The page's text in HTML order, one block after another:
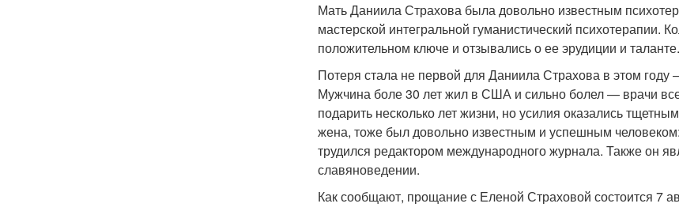
Мать Даниила Страхова была довольно известным
мастерской интегральной гуманистический психотерапии.
положительном ключе и отзывались о ее эрудиции и таланте.
Потеря стала не первой для Даниила Страхова в этом году
Мужчина боле 30 лет жил в США и сильно болел — врачи
подарить несколько лет жизни, но усилия оказались
жена, тоже был довольно известным и успешным
трудился редактором международного журнала. Также он
славяноведении.
Как сообщают, прощание с Еленой Страховой состоится 7